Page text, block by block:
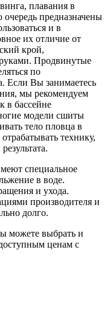
плавания в
предназначены
и в
их отличие от
крой,
Продвинутые
по
Если Вы занимаетесь
мы рекомендуем
в бассейне
модели сшиты
тело пловца в
технику,
специальное
в воде.
и ухода.
производителя и
долго.
можете выбрать и
ценам с